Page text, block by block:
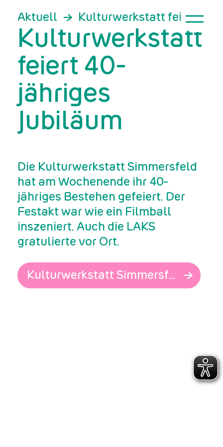
Aktuell Kulturwerkstatt feiert 40-
Kulturwerkstatt
feiert 40-
jähriges
Jubiläum
Die Kulturwerkstatt Simmersfeld
hat am Wochenende ihr 40-
jähriges Bestehen gefeiert. Der
Festakt war wie ein Filmball
inszeniert. Auch die LAKS
gratulierte vor Ort.
Kulturwerkstatt Simmersfeld